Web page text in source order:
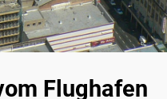
Flughafen